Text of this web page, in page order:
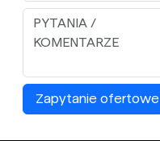
Zapytanie ofertowe